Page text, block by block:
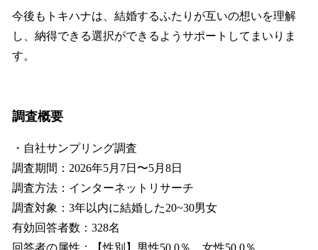
今後もトキハナは、結婚するふたりが互いの想いを理解
し、納得できる選択ができるようサポートしてまいりま
す。
調査概要
・自社サンプリング調査
調査期間：2026年5月7日〜5月8日
調査方法：インターネットリサーチ
調査対象：3年以内に結婚した20~30男女
有効回答者数：328名